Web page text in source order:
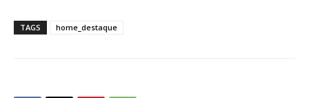
TAGS home_destaque